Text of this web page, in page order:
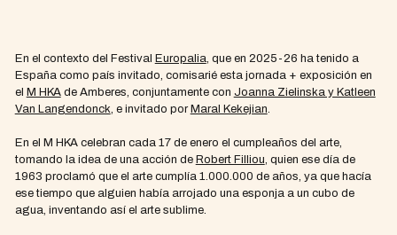
En el contexto del Festival Europalia , que en 2025-26 ha tenido a
España como país invitado, comisarié esta jornada + exposición en
el M HKAde Amberes, conjuntamente con Joanna Zielinska y Katleen
Van Langendonck , e invitado porMaral Kekejian
En el M HKA celebran cada 17 de enero el cumpleaños del arte,
tomando la idea de una acción de Robert Filliou , quien ese día de
1963 proclamó que el arte cumplía 1.000.000 de años, ya que hacía
ese tiempo que alguien había arrojado una esponja a un cubo de
agua, inventando así el arte sublime.